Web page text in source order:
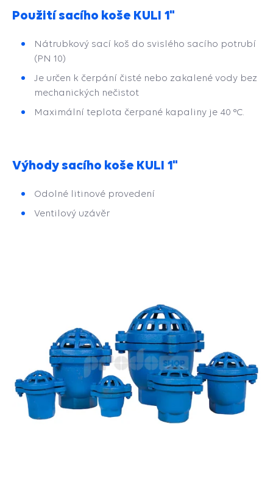
Použití sacího koše KULI 1"
Nátrubkový sací koš do svislého sacího potrubí
(PN 10)
Je určen k čerpání čisté nebo zakalené vody bez
mechanických nečistot
Maximální teplota čerpané kapaliny je 40 °C.
Výhody sacího koše KULI 1"
Odolné litinové provedení
Ventilový uzávěr